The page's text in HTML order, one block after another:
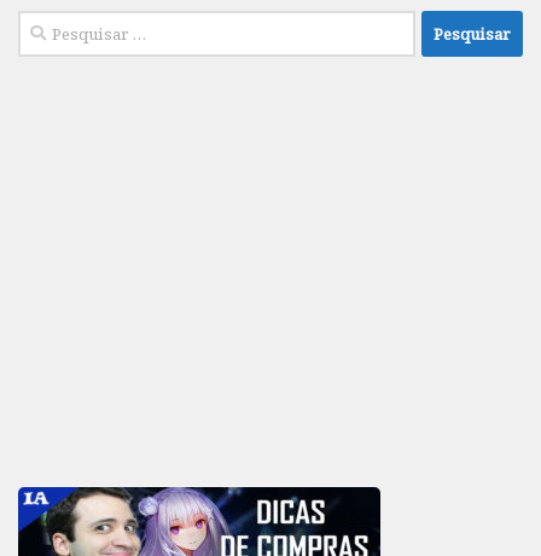
Pesquisar
por: